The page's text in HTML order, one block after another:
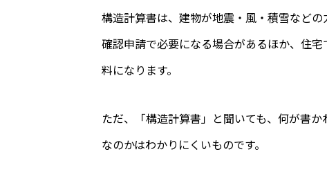
構造計算書は、建物が地震・風・積雪など
確認申請で必要になる場合があるほか、住
料になります。
ただ、「構造計算書」と聞いても、何が書
なのかはわかりにくいものです。